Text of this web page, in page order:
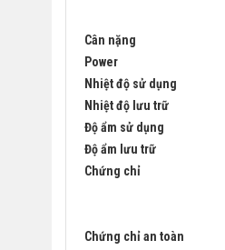
Cân nặng
Power
Nhiệt độ sử dụng
Nhiệt độ lưu trữ
Độ ẩm sử dụng
Độ ẩm lưu trữ
Chứng chỉ
Chứng chỉ an toàn